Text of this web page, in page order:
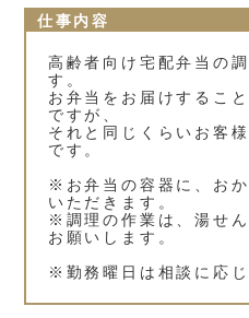
仕事内容
高齢者向け宅配弁当の
す。
お弁当をお届けするこ
ですが、
それと同じくらいお客
です。
※お弁当の容器に、お
いただきます。
※調理の作業は、湯せ
お願いします。
※勤務曜日は相談に応じ